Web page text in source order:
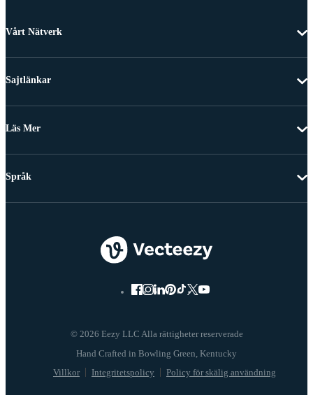
Vårt Nätverk
Sajtlänkar
Läs Mer
© 2026 Eezy LLC Alla rättigheter reserverade
Villkor Integritetspolicy Policy för skälig användning
Språk